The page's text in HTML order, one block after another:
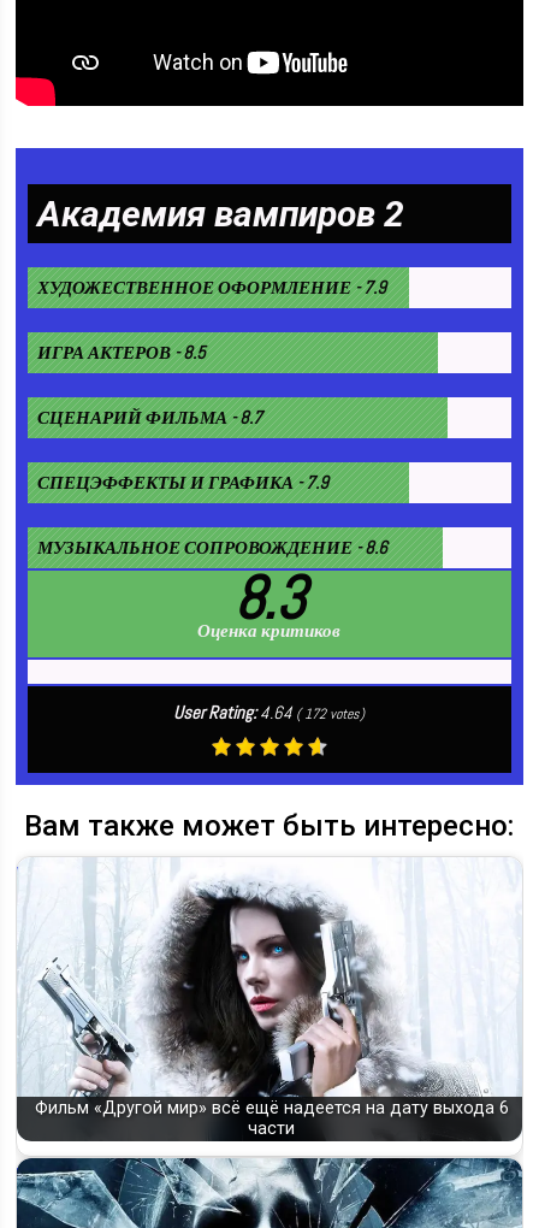
Академия вампиров 2
ХУДОЖЕСТВЕННОЕ ОФОРМЛЕНИЕ - 7.9
ИГРА АКТЕРОВ - 8.5
СЦЕНАРИЙ ФИЛЬМА - 8.7
СПЕЦЭФФЕКТЫ И ГРАФИКА - 7.9
МУЗЫКАЛЬНОЕ СОПРОВОЖДЕНИЕ - 8.6
8.3
Оценка критиков
User Rating:4.64 (172votes)
Вам также может быть интересно:
Фильм «Другой мир» всё ещё надеется на дату выхода 6
части